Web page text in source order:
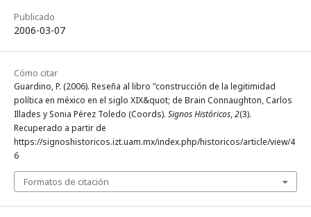
Publicado
2006-03-07
Cómo citar
Guardino, P. (2006). Reseña al libro "construcción de la legitimidad
política en méxico en el siglo XIX&quot; de Brain Connaughton, Carlos
Illades y Sonia Pérez Toledo (Coords). Signos Históricos,2(3).
Recuperado a partir de
https://signoshistoricos.izt.uam.mx/index.php/historicos/article/view/4
6
Formatos de citación